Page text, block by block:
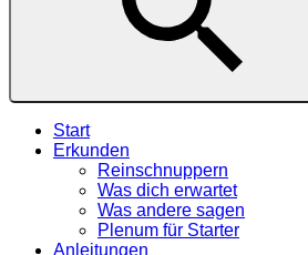
Start
Erkunden
Reinschnuppern
Was dich erwartet
Was andere sagen
Plenum für Starter
Anleitungen